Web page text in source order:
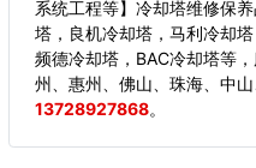
系统工程等】冷却塔维修保
塔，良机冷却塔，马利冷却
频德冷却塔，BAC冷却塔等
州、惠州、佛山、珠海、中山
13728927868。